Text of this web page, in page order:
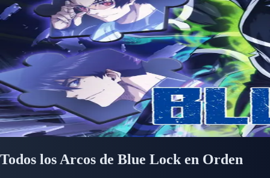
Todos los Arcos de Blue Lock en Orden